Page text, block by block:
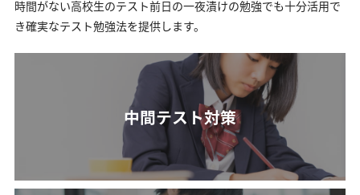
時間がない高校生のテスト前日の一夜漬けの勉強でも十分活用で
き確実なテスト勉強法を提供します。
中間テスト対策